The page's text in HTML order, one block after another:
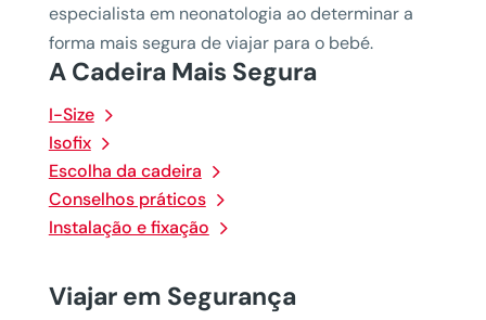
A Cadeira Mais Segura
I-Size
Isofix
Escolha da cadeira
Conselhos práticos
Instalação e fixação
Viajar em Segurança
especialista em neonatologia ao determinar a
forma mais segura de viajar para o bebé.